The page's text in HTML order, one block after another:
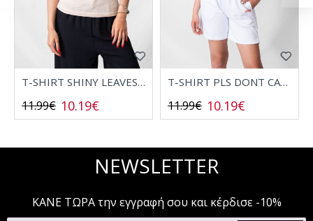
T-SHIRT SHINY LEAVES 2532006
10.19€
11.99€
T-SHIRT PLS DONT CALL 2532008
10.19€
11.99€
NEWSLETTER
ΚΑΝΕ ΤΩΡΑ την εγγραφή σου και κέρδισε -10%